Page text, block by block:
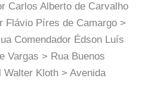
Carlos Alberto de Carvalho
Flávio Píres de Camargo >
Comendador Édson Luís
Vargas > Rua Buenos
Kloth > Avenida